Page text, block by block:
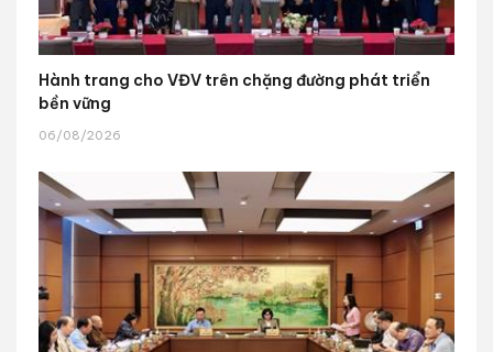
Hành trang cho VĐV trên chặng đường phát triển
bền vững
06/08/2026